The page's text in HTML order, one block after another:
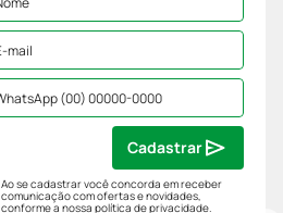
Ao se cadastrar você concorda em receber
comunicação com ofertas e novidades,
conforme a nossapolítica de privacidade.
Cadastrar